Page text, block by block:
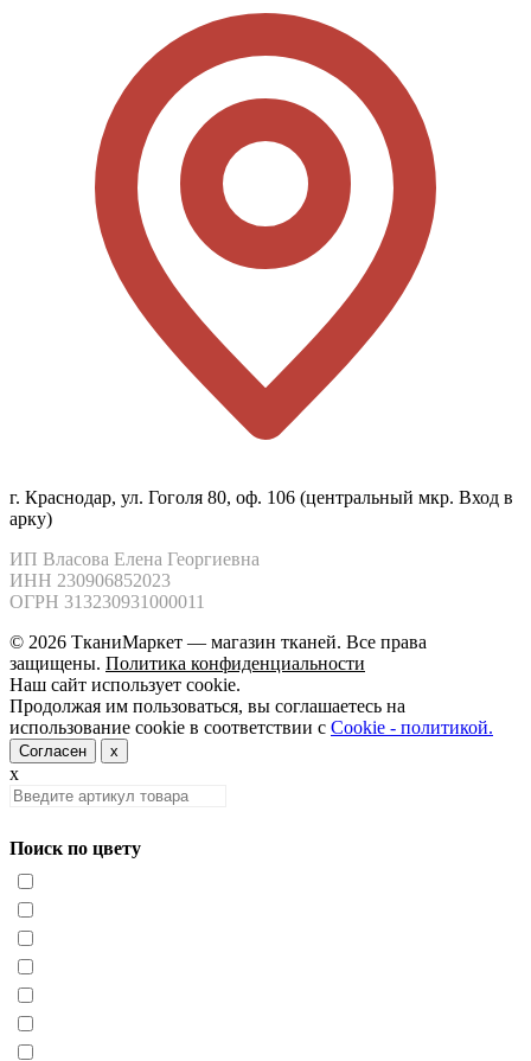
г. Краснодар, ул. Гоголя 80, оф. 106 (центральный мкр. Вход в
арку)
ИП Власова Елена Георгиевна
ИНН 230906852023
ОГРН 313230931000011
© 2026 ТканиМаркет — магазин тканей. Все права
защищены. Политика конфиденциальности
Наш сайт использует cookie.
Продолжая им пользоваться, вы соглашаетесь на
использование cookie в соответствии с Cookie - политикой.
Согласен x
x
Поиск по цвету